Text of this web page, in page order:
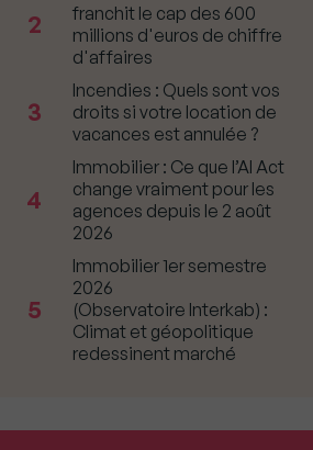
2
franchit le cap des 600
millions d'euros de chiffre
d'affaires
3
Incendies : Quels sont vos
droits si votre location de
vacances est annulée ?
4
Immobilier : Ce que l’AI Act
change vraiment pour les
agences depuis le 2 août
2026
5
Immobilier 1er semestre
2026
(Observatoire Interkab) :
Climat et géopolitique
redessinent marché